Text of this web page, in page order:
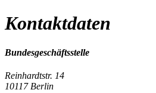
Kontaktdaten
Bundesgeschäftsstelle
Reinhardtstr. 14
10117 Berlin